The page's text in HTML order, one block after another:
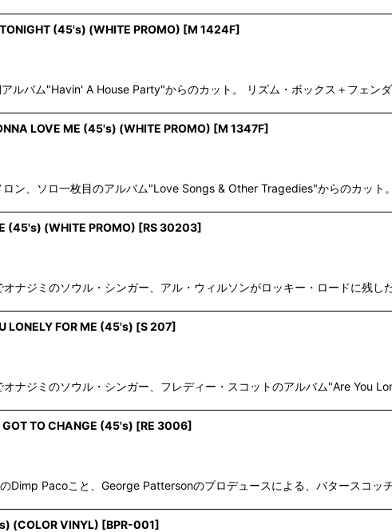
(45's) (WHITE PROMO) [M 1424F]
ルバム"Havin' A House Party"からのカット。 リズム・ボックス＋フェン
LOVE ME (45's) (WHITE PROMO) [M 1347F]
ン、ソロ一枚目のアルバム"Love Songs & Other Tragedies"からのカット
(45's) (WHITE PROMO) [RS 30203]
ナジミのソウル・シンガー、アル・ウィルソンがロッキー・ロードに残
LONELY FOR ME (45's) [S 207]
ナジミのソウル・シンガー、フレディー・スコットのアルバム"Are You
GOT TO CHANGE (45's) [RE 3006]
Dimp Pacoこと、George Pattersonのプロデュースによる、バタースコッ
(COLOR VINYL) [BPR-001]